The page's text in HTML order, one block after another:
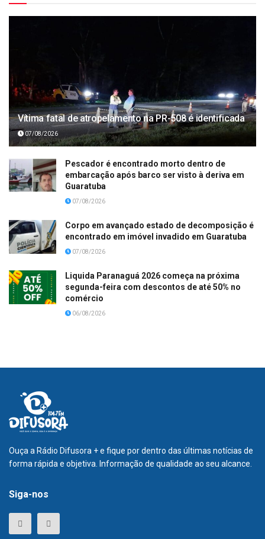
Vítima fatal de atropelamento na PR-508 é identificada
07/08/2026
Pescador é encontrado morto dentro de
embarcação após barco ser visto à deriva em
Guaratuba
07/08/2026
Corpo em avançado estado de decomposição é
encontrado em imóvel invadido em Guaratuba
07/08/2026
Liquida Paranaguá 2026 começa na próxima
segunda-feira com descontos de até 50% no
comércio
06/08/2026
Ouça a Rádio Difusora + e fique por dentro das últimas notícias de
forma rápida e objetiva. Informação de qualidade ao seu alcance.
Siga-nos